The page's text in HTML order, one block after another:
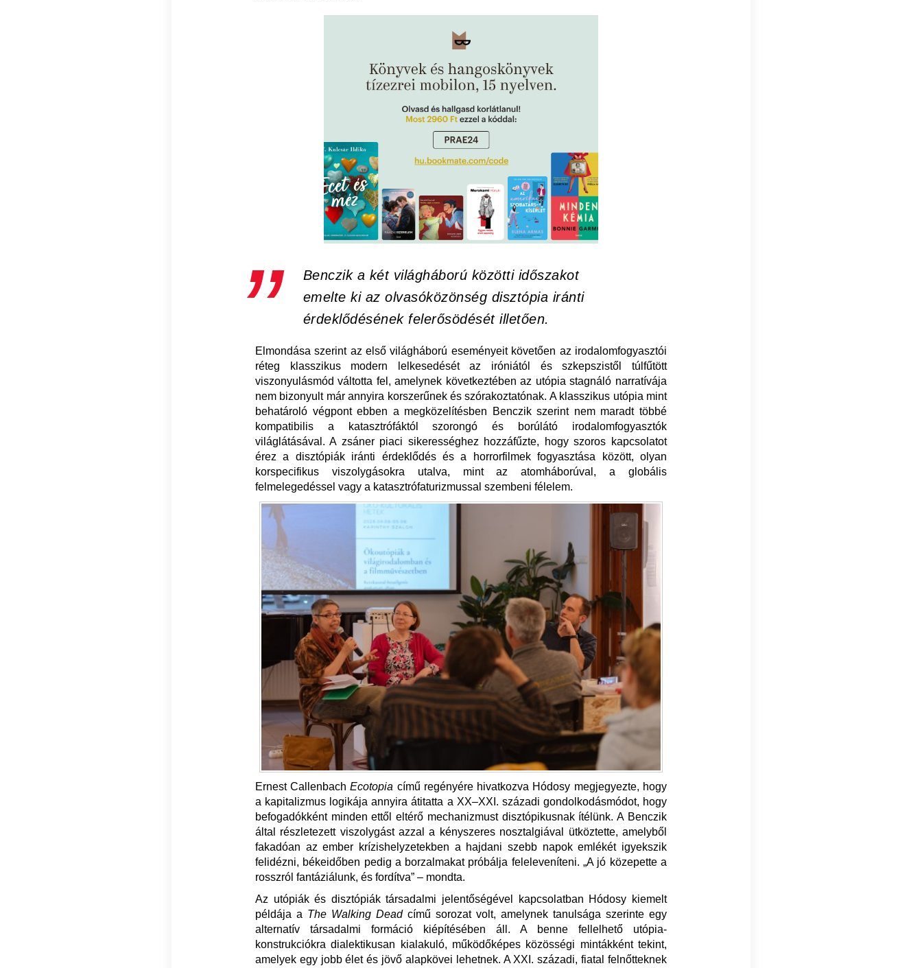
Benczik a két világháború közötti időszakot
emelte ki az olvasóközönség disztópia iránti
érdeklődésének felerősödését illetően.
Elmondása szerint az első világháború eseményeit követően az irodalomfogyasztói
réteg klasszikus modern lelkesedését az iróniától és szkepszistől túlfűtött
viszonyulásmód váltotta fel, amelynek következtében az utópia stagnáló narratívája
nem bizonyult már annyira korszerűnek és szórakoztatónak. A klasszikus utópia mint
behatároló végpont ebben a megközelítésben Benczik szerint nem maradt többé
kompatibilis a katasztrófáktól szorongó és borúlátó irodalomfogyasztók
világlátásával. A zsáner piaci sikerességhez hozzáfűzte, hogy szoros kapcsolatot
érez a disztópiák iránti érdeklődés és a horrorfilmek fogyasztása között, olyan
korspecifikus viszolygásokra utalva, mint az atomháborúval, a globális
felmelegedéssel vagy a katasztrófaturizmussal szembeni félelem.
Ernest CallenbachEcotopia című regényére hivatkozva Hódosy megjegyezte, hogy
a kapitalizmus logikája annyira átitatta a XX‒XXI. századi gondolkodásmódot, hogy
befogadókként minden ettől eltérő mechanizmust disztópikusnak ítélünk. A Benczik
által részletezett viszolygást azzal a kényszeres nosztalgiával ütköztette, amelyből
fakadóan az ember krízishelyzetekben a hajdani szebb napok emlékét igyekszik
felidézni, békeidőben pedig a borzalmakat próbálja feleleveníteni. „A jó közepette a
rosszról fantáziálunk, és fordítva” ‒ mondta.
Az utópiák és disztópiák társadalmi jelentőségével kapcsolatban Hódosy kiemelt
példája a The Walking Deadcímű sorozat volt, amelynek tanulsága szerinte egy
alternatív társadalmi formáció kiépítésében áll. A benne fellelhető utópia-
konstrukciókra dialektikusan kialakuló, működőképes közösségi mintákként tekint,
amelyek egy jobb élet és jövő alapkövei lehetnek. A XXI. századi, fiatal felnőtteknek